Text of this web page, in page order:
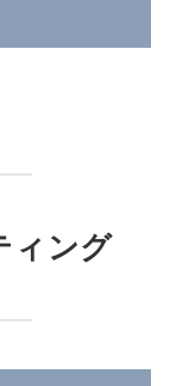
ィング